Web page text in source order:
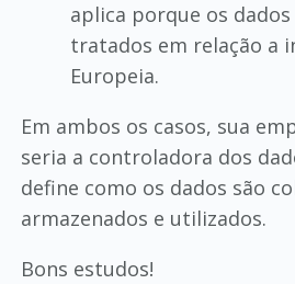
aplica porque os
tratados em relação a
Europeia.
Em ambos os casos, sua
seria a controladora dos
define como os dados são
armazenados e utilizados.
Bons estudos!